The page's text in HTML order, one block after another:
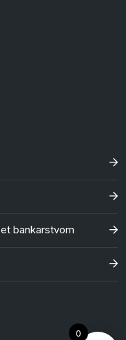
bankarstvom
0